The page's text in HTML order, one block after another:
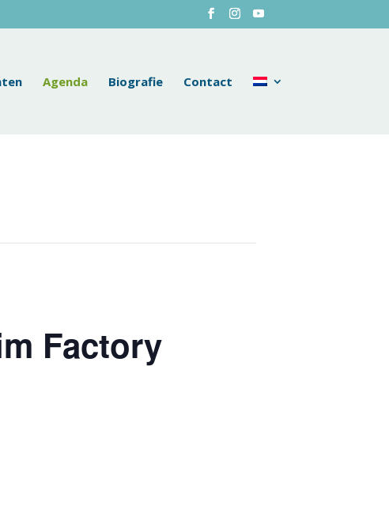
Agenda Biografie Contact
Factory